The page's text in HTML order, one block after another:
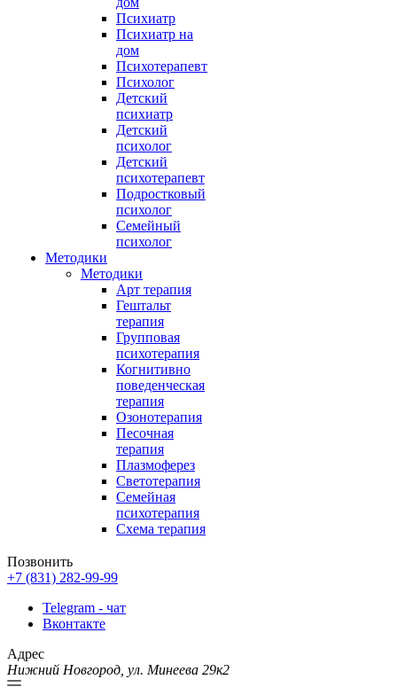
Психиатр
Психиатр на
дом
Психотерапевт
Психолог
Детский
психиатр
Детский
психолог
Детский
психотерапевт
Подростковый
психолог
Семейный
психолог
Методики
Методики
Арт терапия
Гештальт
терапия
Групповая
психотерапия
Когнитивно
поведенческая
терапия
Озонотерапия
Песочная
терапия
Плазмоферез
Светотерапия
Семейная
психотерапия
Схема терапия
Позвонить
+7 (831) 282-99-99
Telegram - чат
Вконтакте
Адрес
Нижний Новгород, ул. Минеева 29к2